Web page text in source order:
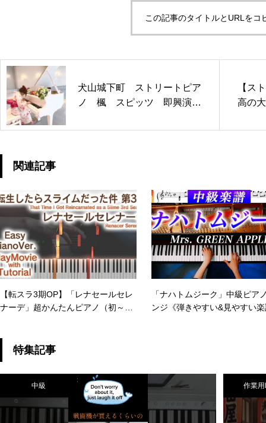
この記事のタイトルとURLをコ
犬山城下町 ストリートピア
ノ 楓 スピッツ 即興演
【ス
高の
ュオ
関連記事
【転スラ3期OP】「レナセールセレ
ナーデ」超かんたんピアノ（初～中
「ナハトムジーク」中級ピア
ンジ《弾きやすい&見やすい
特集記事
中級 作業用